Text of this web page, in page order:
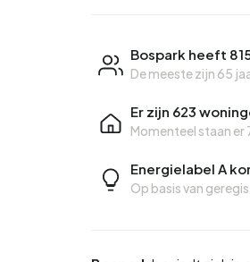
Bospark heeft
De meeste zijn 65
Er zijn 623
Momenteel staan er
Energielabel A
Op basis van